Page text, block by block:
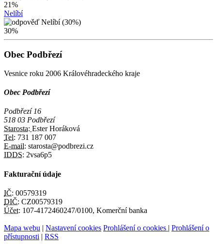
21%
Nelíbí
30%
Obec Podbřezí
Vesnice roku 2006 Královéhradeckého kraje
Obec Podbřezí
Podbřezí 16
518 03 Podbřezí
Starosta: Ester Horáková
Tel: 731 187 007
E-mail: starosta@podbrezi.cz
IDDS: 2vsa6p5
Fakturační údaje
IČ: 00579319
DIČ: CZ00579319
Účet: 107-4172460247/0100, Komerční banka
Mapa webu | Nastavení cookies Prohlášení o cookies | Prohlášení o
přístupnosti | RSS